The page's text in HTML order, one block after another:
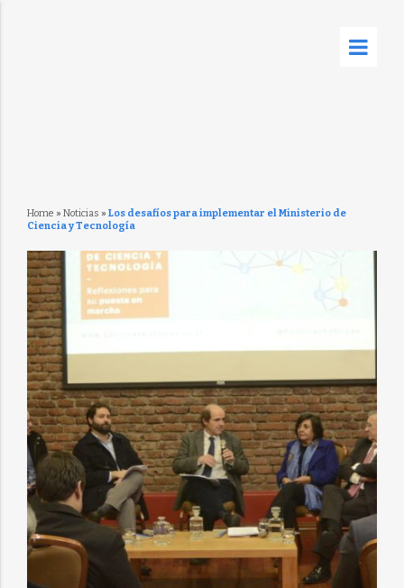
Home » Noticias » Los desafíos para implementar el Ministerio de
Ciencia y Tecnología